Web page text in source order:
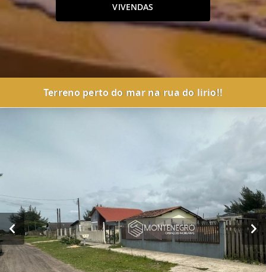
VIVENDAS
Terreno perto do mar na rua do lirio!!